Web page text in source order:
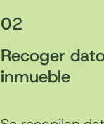
02
Recoger
inmueble